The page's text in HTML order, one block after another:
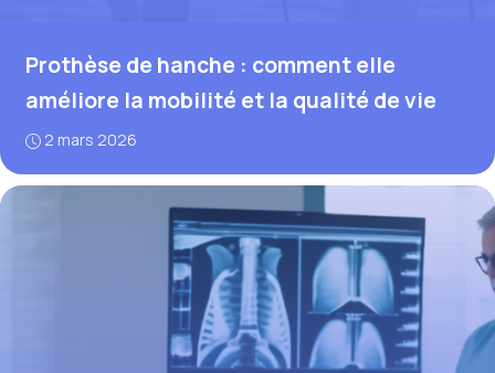
Prothèse de hanche : comment elle
améliore la mobilité et la qualité de vie
2 mars 2026